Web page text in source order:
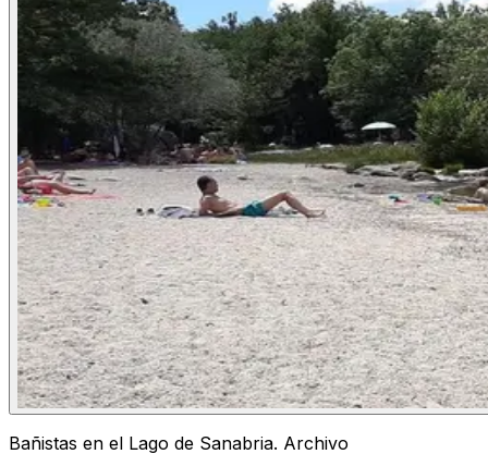
Bañistas en el Lago de Sanabria. Archivo